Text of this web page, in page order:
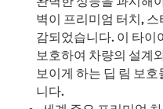
벽이 프리미엄 터치,
감되었습니다. 이 타이
보호하여 차량의 설계
보이게 하는 딥 림 보
니다.